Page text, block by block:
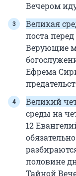
Вечером
Великая
поста
Верующие
Ефрема
Великий
среды на
12
половине
Тайной